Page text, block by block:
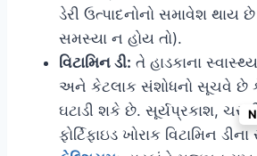
ડેરી ઉત્પાદનોનો સમાવેશ થાય છે
સમસ્યા ન હોય તો).
વિટામિન ડી: તે હાડકાના
અને કેટલાક સંશોધનો સૂચવે છે
ઘટાડી શકે છે. સૂર્યપ્રકાશ,
ફોર્ટિફાઇડ ખોરાક વિટામિન